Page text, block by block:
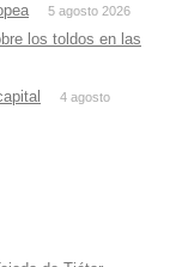
5 agosto 2026
los toldos en las
4 agosto